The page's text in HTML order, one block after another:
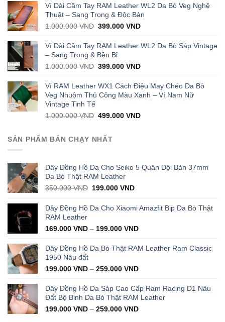
was:
1.000.000 VND.
is:
429.000 VND.
Ví Dài Cầm Tay RAM Leather WL2 Da Bò Veg Nghệ
Thuật – Sang Trọng & Độc Bản
1.000.000VND Original
was:
1.000.000 VND.
399.000VNDCurrent
is:
Ví Dài Cầm Tay RAM Leather WL2 Da Bò Sáp Vintage
– Sang Trọng & Bền Bỉ
1.000.000VND Original
was:
1.000.000 VND.
399.000VNDCurrent
is:
399.000 VND.
Ví RAM Leather WX1 Cách Điệu May Chéo Da Bò
Veg Nhuộm Thủ Công Màu Xanh – Ví Nam Nữ
Vintage Tinh Tế
1.000.000VND Original
was:
1.000.000 VND.
499.000VNDCurrent
SẢN PHẨM BÁN CHẠY NHẤT
Dây Đồng Hồ Da Cho Seiko 5 Quân Đội Bản 37mm
Da Bò Thật RAM Leather
350.000VND Original
was:
199.000VNDCurrent
is:
199.000 VND.
Dây Đồng Hồ Da Cho Xiaomi Amazfit Bip Da Bò Thật
RAM Leather
169.000 VND – 199.000 VND
Dây Đồng Hồ Da Bò Thật RAM Leather Ram Classic
1950 Nâu đất
199.000 VND – 259.000 VND
Dây Đồng Hồ Da Sáp Cao Cấp Ram Racing D1 Nâu
Đất Bộ Binh Da Bò Thật RAM Leather
199.000 VND – 259.000 VND